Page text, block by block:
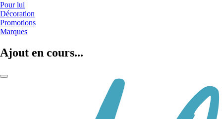
Pour lui
Décoration
Promotions
Marques
Ajout en cours...